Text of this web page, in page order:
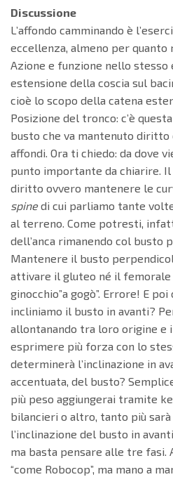
Discussione
L’affondo camminando è
eccellenza, almeno per
Azione e funzione nello stesso
estensione della coscia sul
cioè lo scopo della catena
Posizione del tronco: c’è
busto che va mantenuto
affondi. Ora ti chiedo: da dove
punto importante da chiarire.
diritto ovvero mantenere le
spinedi cui parliamo tante
al terreno. Come potresti,
dell’anca rimanendo col busto
Mantenere il busto
attivare il gluteo né il
ginocchio”a gogò”. Errore! E
incliniamo il busto in avanti?
allontanando tra loro origine e
esprimere più forza con lo
determinerà l’inclinazione in
accentuata, del busto?
più peso aggiungerai tramite
bilancieri o altro, tanto più
l’inclinazione del busto in
ma basta pensare alle tre fasi.
“come Robocop”, ma mano a